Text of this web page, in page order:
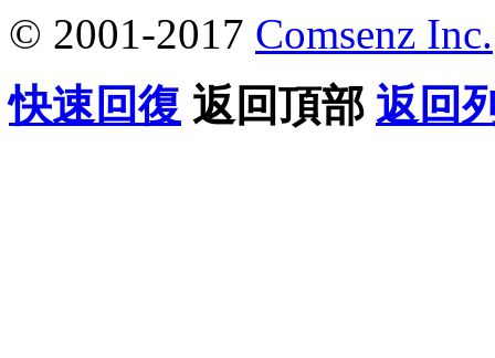
© 2001-2017 Comsenz Inc.
快速回復 返回頂部 返回